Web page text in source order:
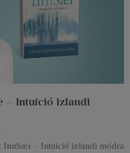
– Intuíció izlandi
InnSæi – Intuíció izlandi módra